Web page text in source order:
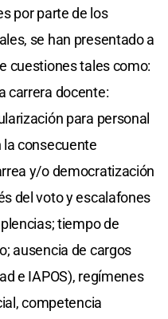
por parte de los
se han presentado a
cuestiones tales como:
carrera docente:
para personal
la consecuente
y/o democratización
del voto y escalafones
tiempo de
ausencia de cargos
e IAPOS), regímenes
competencia